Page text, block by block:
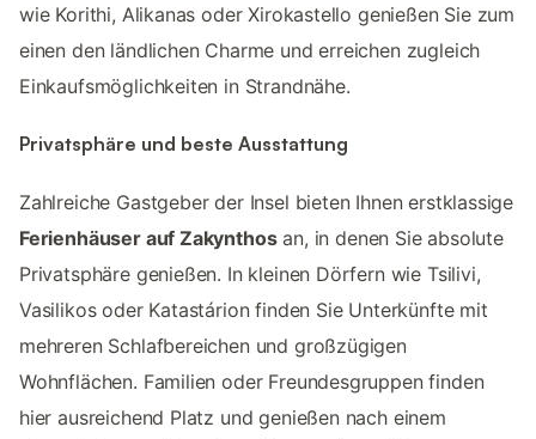
wie Korithi, Alikanas oder Xirokastello genießen Sie zum
einen den ländlichen Charme und erreichen zugleich
Einkaufsmöglichkeiten in Strandnähe.
Privatsphäre und beste Ausstattung
Zahlreiche Gastgeber der Insel bieten Ihnen erstklassige
Ferienhäuser auf Zakynthosan, in denen Sie absolute
Privatsphäre genießen. In kleinen Dörfern wie Tsilivi,
Vasilikos oder Katastárion finden Sie Unterkünfte mit
mehreren Schlafbereichen und großzügigen
Wohnflächen. Familien oder Freundesgruppen finden
hier ausreichend Platz und genießen nach einem